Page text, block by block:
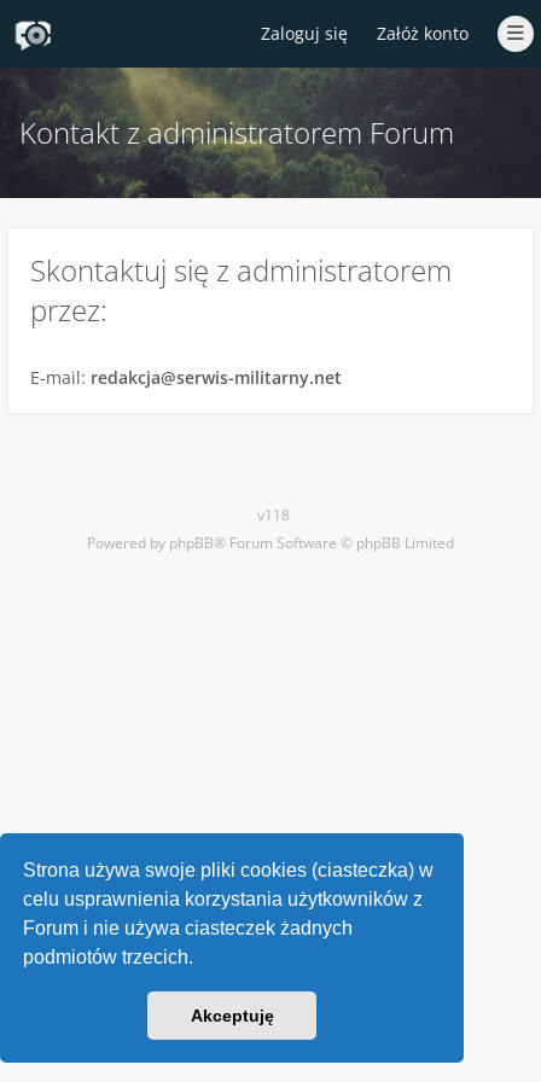
Strona używa swoje pliki cookies (ciasteczka) w
celu usprawnienia korzystania użytkowników z
Forum i nie używa ciasteczek żadnych
podmiotów trzecich.
Akceptuję
Zaloguj się Załóż konto
Kontakt z administratorem Forum
Skontaktuj się z administratorem
przez:
E-mail: redakcja@serwis-militarny.net
v118
Powered by phpBB® Forum Software © phpBB Limited